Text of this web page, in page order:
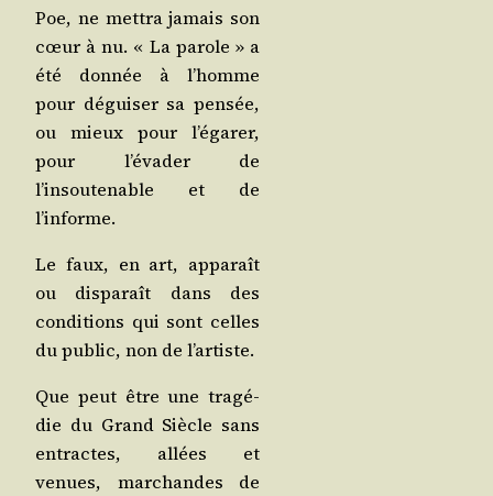
Poe, ne met­tra jamais son
cœur à nu. « La parole » a
été don­née à l’homme
pour dégui­ser sa pen­sée,
ou mieux pour l’égarer,
pour l’évader de
l’insoutenable et de
l’informe.
Le faux, en art, appa­raît
ou dis­pa­raît dans des
condi­tions qui sont celles
du public, non de l’artiste.
Que peut être une tra­gé­
die du Grand Siècle sans
entractes, allées et
venues, mar­chandes de